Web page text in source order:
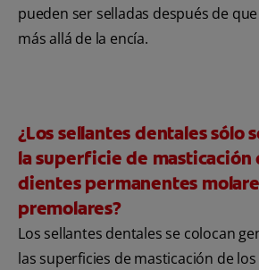
pueden ser selladas después de
más allá de la encía.
¿Los sellantes dentales sólo
la superficie de masticación
dientes permanentes
premolares?
Los sellantes dentales se colocan
las superficies de masticación de